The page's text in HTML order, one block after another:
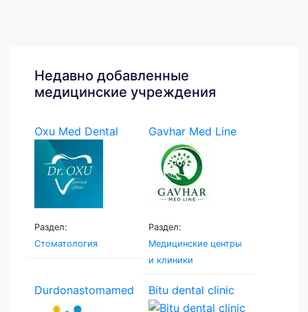
Недавно добавленные
медицинские учреждения
Oxu Med Dental
Раздел:
Стоматология
Gavhar Med Line
Раздел:
Медицинские центры
и клиники
Durdonastomamed Bitu dental clinic